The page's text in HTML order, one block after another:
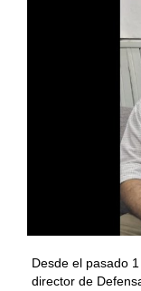
Desde el pasado
director de